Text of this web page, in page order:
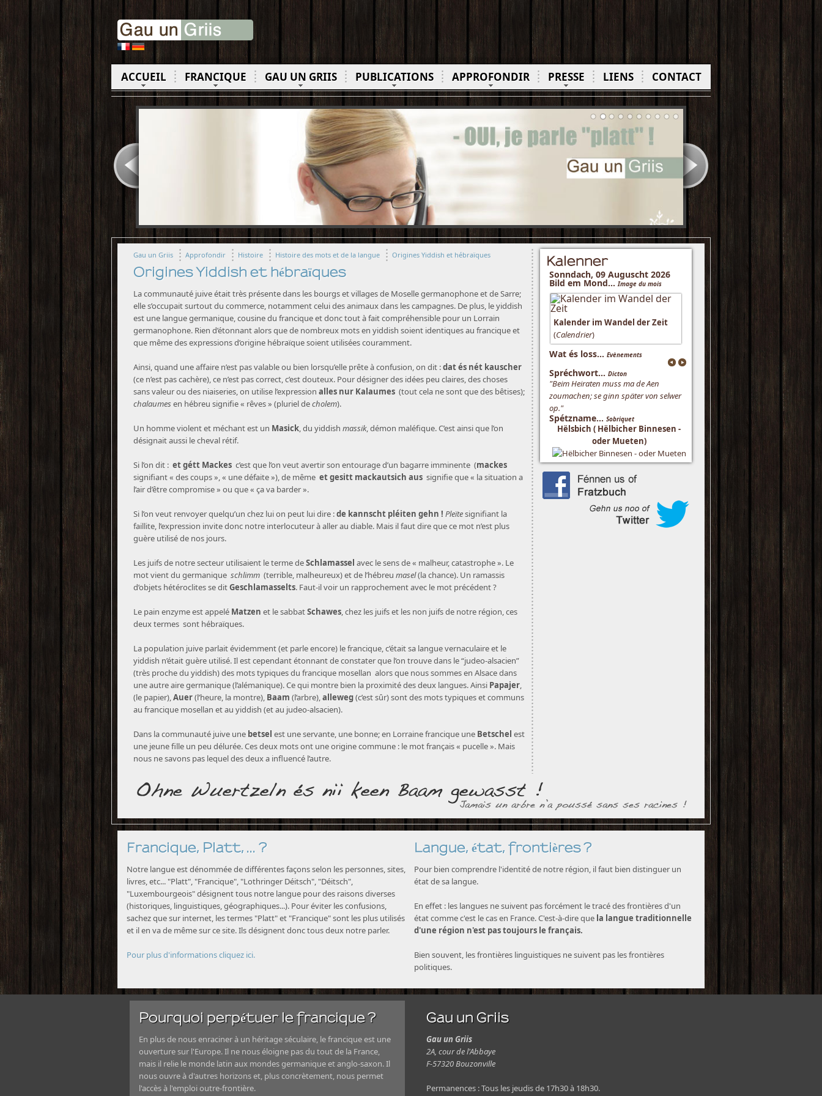
ACCUEIL FRANCIQUE GAU UN GRIIS PUBLICATIONS APPROFONDIR PRESSE LIENS CONTACT
Gau un Griis Approfondir Histoire Histoire des mots et de la langue Origines Yiddish et hébraïques
Origines Yiddish et hébraïques
La communauté juive était très présente dans les bourgs et villages de Moselle germanophone et de Sarre;
elle s’occupait surtout du commerce, notamment celui des animaux dans les campagnes. De plus, le yiddish
est une langue germanique, cousine du francique et donc tout à fait compréhensible pour un Lorrain
germanophone. Rien d’étonnant alors que de nombreux mots en yiddish soient identiques au francique et
que même des expressions d’origine hébraïque soient utilisées couramment.
Ainsi, quand une affaire n’est pas valable ou bien lorsqu’elle prête à confusion, on dit :dat és nét kauscher
(ce n’est pas cachère), ce n’est pas correct, c’est douteux. Pour désigner des idées peu claires, des choses
sans valeur ou des niaiseries, on utilise l’expression alles nur Kalaumes (tout cela ne sont que des bêtises);
chalaumesen hébreu signifie « rêves » (pluriel decholem).
Un homme violent et méchant est un Masick, du yiddish massik, démon maléfique. C’est ainsi que l’on
désignait aussi le cheval rétif.
Si l’on dit : et gétt Mackes c’est que l’on veut avertir son entourage d’un bagarre imminente (mackes
signifiant « des coups », « une défaite »), de même et gesitt mackautsich aus signifie que « la situation a
l’air d’être compromise » ou que « ça va barder ».
Si l’on veut renvoyer quelqu’un chez lui on peut lui dire :de kannscht pléiten gehn ! Pleïtesignifiant la
faillite, l’expression invite donc notre interlocuteur à aller au diable. Mais il faut dire que ce mot n’est plus
guère utilisé de nos jours.
Les juifs de notre secteur utilisaient le terme deSchlamassel avec le sens de « malheur, catastrophe ». Le
mot vient du germanique schlimm (terrible, malheureux) et de l’hébreu masel(la chance). Un ramassis
d’objets hétéroclites se ditGeschlamasselts. Faut-il voir un rapprochement avec le mot précédent ?
Le pain enzyme est appelé Matzen et le sabbatSchawes, chez les juifs et les non juifs de notre région, ces
deux termes sont hébraïques.
La population juive parlait évidemment (et parle encore) le francique, c’était sa langue vernaculaire et le
yiddish n’était guère utilisé. Il est cependant étonnant de constater que l’on trouve dans le “judeo-alsacien”
(très proche du yiddish) des mots typiques du francique mosellan alors que nous sommes en Alsace dans
une autre aire germanique (l’alémanique). Ce qui montre bien la proximité des deux langues. Ainsi Papajer,
(le papier),Auer(l’heure, la montre), Baam (l’arbre),alleweg(c’est sûr) sont des mots typiques et communs
au francique mosellan et au yiddish (et au judeo-alsacien).
Dans la communauté juive une betsel est une servante, une bonne; en Lorraine francique une Betschel est
une jeune fille un peu délurée. Ces deux mots ont une origine commune : le mot français « pucelle ». Mais
nous ne savons pas lequel des deux a influencé l’autre.
Kalenner
Sonndach, 09 Auguscht 2026
Bild em Mond...Image du mois
Kalender im Wandel der Zeit
(Calendrier)
Wat és loss... Evènements
Spréchwort... Dicton
"Beim Heiraten muss ma de Aen
zoumachen; se ginn später von selwer
op."
Spétzname... Sobriquet
Hëlsbich ( Hëlbicher Binnesen -
oder Mueten)
Francique, Platt, ... ?
Notre langue est dénommée de différentes façons selon les personnes, sites,
livres, etc... "Platt", "Francique", "Lothringer Déitsch", "Déitsch",
"Luxembourgeois" désignent tous notre langue pour des raisons diverses
(historiques, linguistiques, géographiques...). Pour éviter les confusions,
sachez que sur internet, les termes "Platt" et "Francique" sont les plus utilisés
et il en va de même sur ce site. Ils désignent donc tous deux notre parler.
Pour plus d'informations cliquez ici.
Langue, état, frontières ?
Pour bien comprendre l'identité de notre région, il faut bien distinguer un
état de sa langue.
En effet : les langues ne suivent pas forcément le tracé des frontières d'un
état comme c'est le cas en France. C'est-à-dire que la langue traditionnelle
d'une région n'est pas toujours le français.
Bien souvent, les frontières linguistiques ne suivent pas les frontières
politiques.
Pourquoi perpétuer le francique ?
En plus de nous enraciner à un héritage séculaire, le francique est une
ouverture sur l'Europe. Il ne nous éloigne pas du tout de la France,
mais il relie le monde latin aux mondes germanique et anglo-saxon. Il
nous ouvre à d'autres horizons et, plus concrètement, nous permet
l'accès à l'emploi outre-frontière.
Gau un Griis
Gau un Griis
2A, cour de l'Abbaye
F-57320 Bouzonville
Permanences : Tous les jeudis de 17h30 à 18h30.